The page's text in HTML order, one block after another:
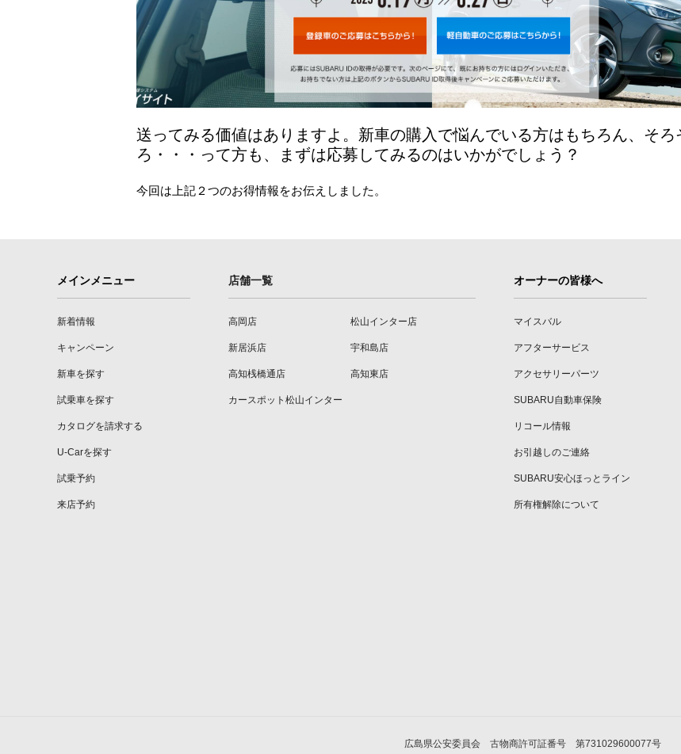
送ってみる価値はありますよ。新車の購入で悩んでいる方はもちろん、そろ
ろ・・・って方も、まずは応募してみるのはいかがでしょう？
今回は上記２つのお得情報をお伝えしました。
メインメニュー
新着情報
キャンペーン
新車を探す
試乗車を探す
カタログを請求する
U-Carを探す
試乗予約
来店予約
店舗一覧
高岡店 松山インター店
新居浜店 宇和島店
高知桟橋通店 高知東店
カースポット松山インター
オーナーの皆様へ
マイスバル
アフターサービス
アクセサリーパーツ
SUBARU自動車保険
リコール情報
お引越しのご連絡
SUBARU安心ほっとライン
所有権解除について
広島県公安委員会 古物商許可証番号 第731029600077号